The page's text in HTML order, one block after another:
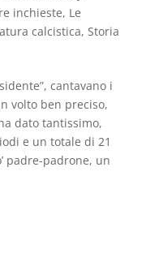
inchieste, Le
calcistica, Storia
cantavano i
volto ben preciso,
dato tantissimo,
e un totale di 21
padre-padrone, un